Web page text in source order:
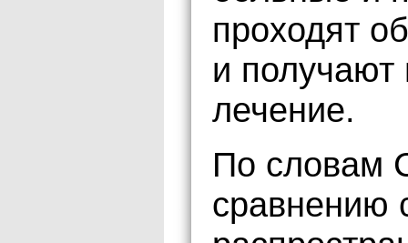
проходят
и получают
лечение.
По словам
сравнению